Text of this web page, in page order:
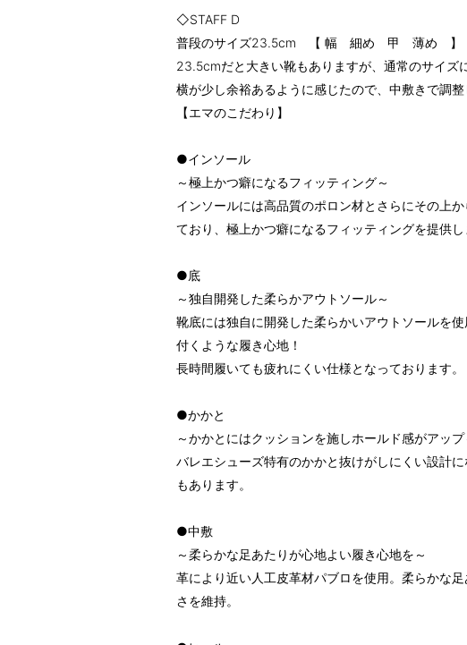
◇STAFF D
普段のサイズ23.5cm 【 幅 細め 甲 薄め 】
23.5cmだと大きい靴もありますが、通常のサイズ
横が少し余裕あるように感じたので、中敷きで調整
【エマのこだわり】
●インソール
～極上かつ癖になるフィッティング～
インソールには高品質のポロン材とさらにその上
ており、極上かつ癖になるフィッティングを提供し
●底
～独自開発した柔らかアウトソール～
靴底には独自に開発した柔らかいアウトソールを
付くような履き心地！
長時間履いても疲れにくい仕様となっております。
●かかと
～かかとにはクッションを施しホールド感がアップ
バレエシューズ特有のかかと抜けがしにくい設計
もあります。
●中敷
～柔らかな足あたりが心地よい履き心地を～
革により近い人工皮革材パブロを使用。柔らかな
さを維持。